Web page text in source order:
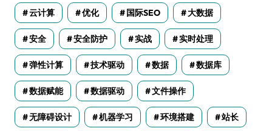
云计算 优化 国际SEO 大数据
安全 安全防护 实战 实时处理
弹性计算 技术驱动 数据 数据库
数据赋能 数据驱动 文件操作
无障碍设计 机器学习 环境搭建 站长